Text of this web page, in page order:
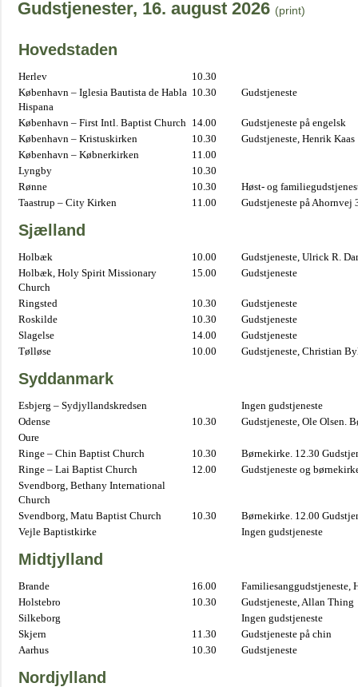
Gudstjenester, 16. august 2026 (print)
Hovedstaden
Herlev
10.30
København – Iglesia Bautista de Habla
Hispana
10.30 Gudstjeneste
København – First Intl. Baptist Church 14.00
Gudstjeneste på engelsk
København – Kristuskirken
10.30
Gudstjeneste, Henrik Kaas
København – Købnerkirken
11.00
Lyngby
10.30
Rønne
10.30
Høst- og
Taastrup – City Kirken
11.00 Gudstjeneste på Ahornvej
Sjælland
Holbæk 10.00
Gudstjeneste, Ulrick R.
Holbæk, Holy Spirit Missionary
Church
15.00 Gudstjeneste
Ringsted 10.30
Gudstjeneste
Roskilde
10.30
Gudstjeneste
Slagelse
14.00
Gudstjeneste
Tølløse
10.00 Gudstjeneste, Christian
Syddanmark
Esbjerg – Sydjyllandskredsen
Ingen gudstjeneste
Odense
10.30
Gudstjeneste, Ole Olsen.
Oure
Ringe – Chin Baptist Church
10.30
Børnekirke. 12.30
Ringe – Lai Baptist Church
12.00
Gudstjeneste og
Svendborg, Bethany International
Church
Svendborg, Matu Baptist Church
10.30
Børnekirke. 12.00
Vejle Baptistkirke
Ingen gudstjeneste
Midtjylland
Brande 16.00
Familiesanggudstjeneste,
Holstebro
10.30
Gudstjeneste, Allan Thing
Silkeborg
Ingen gudstjeneste
Skjern
11.30
Gudstjeneste på chin
Aarhus
10.30 Gudstjeneste
Nordjylland